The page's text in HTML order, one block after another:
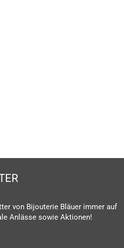
von Bijouterie Bläuer immer auf
Anlässe sowie Aktionen!